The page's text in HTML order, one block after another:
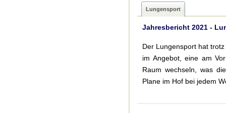
Lungensport
Jahresbericht 2021 -
Der Lungensport hat
im Angebot, eine am
Raum wechseln, was
Plane im Hof bei jedem